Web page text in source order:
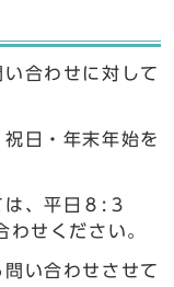
合わせに対して
日・年末年始を
、平日８:３
わせください。
い合わせさせて